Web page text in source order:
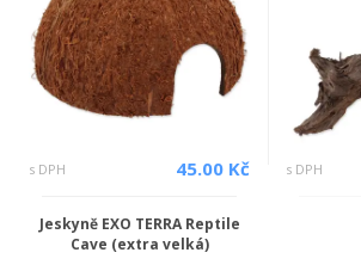
s DPH 45.00 Kč s DPH
Jeskyně EXO TERRA Reptile
Cave (extra velká)